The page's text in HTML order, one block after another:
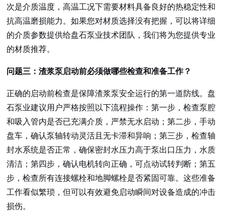
次是介质温度，高温工况下需要材料具备良好的热稳定性和
抗高温磨损能力。如果您对材质选择没有把握，可以将详细
的介质参数提供给盘石泵业技术团队，我们将为您提供专业
的材质推荐。
问题三：渣浆泵启动前必须做哪些检查和准备工作？
正确的启动前检查是保障渣浆泵安全运行的第一道防线。盘
石泵业建议用户严格按照以下流程操作：第一步，检查泵腔
和吸入管内是否已充满介质，严禁无水启动；第二步，手动
盘车，确认泵轴转动灵活且无卡滞和异响；第三步，检查轴
封水系统是否正常，确保密封水压力高于泵出口压力，水质
清洁；第四步，确认电机转向正确，可点动试转判断；第五
步，检查所有连接螺栓和地脚螺栓是否紧固可靠。这些准备
工作看似繁琐，但可以有效避免启动瞬间对设备造成的冲击
损伤。